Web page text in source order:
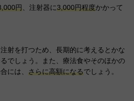
円 、注射器に3,000円程度かかって
射を打つため、長期的に考えるとかな
でしょう。また、療法食やそのほかの
には、 さらに高額になるでしょう。